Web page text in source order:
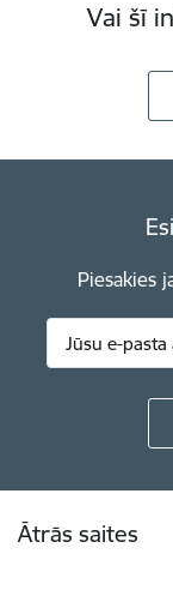
Vai šī
Piesakies
Ātrās saites